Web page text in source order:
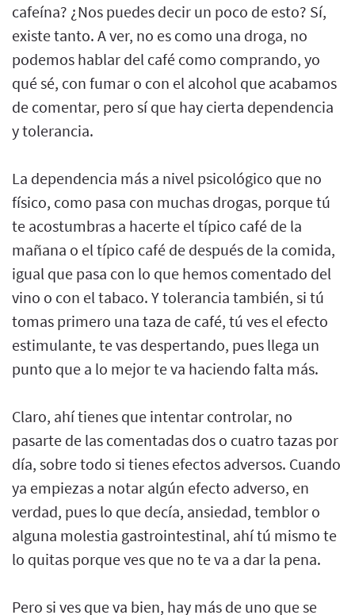
cafeína? ¿Nos puedes decir un poco de esto? Sí,
existe tanto. A ver, no es como una droga, no
podemos hablar del café como comprando, yo
qué sé, con fumar o con el alcohol que acabamos
de comentar, pero sí que hay cierta dependencia
y tolerancia.
La dependencia más a nivel psicológico que no
físico, como pasa con muchas drogas, porque tú
te acostumbras a hacerte el típico café de la
mañana o el típico café de después de la comida,
igual que pasa con lo que hemos comentado del
vino o con el tabaco. Y tolerancia también, si tú
tomas primero una taza de café, tú ves el efecto
estimulante, te vas despertando, pues llega un
punto que a lo mejor te va haciendo falta más.
Claro, ahí tienes que intentar controlar, no
pasarte de las comentadas dos o cuatro tazas por
día, sobre todo si tienes efectos adversos. Cuando
ya empiezas a notar algún efecto adverso, en
verdad, pues lo que decía, ansiedad, temblor o
alguna molestia gastrointestinal, ahí tú mismo te
lo quitas porque ves que no te va a dar la pena.
Pero si ves que va bien, hay más de uno que se